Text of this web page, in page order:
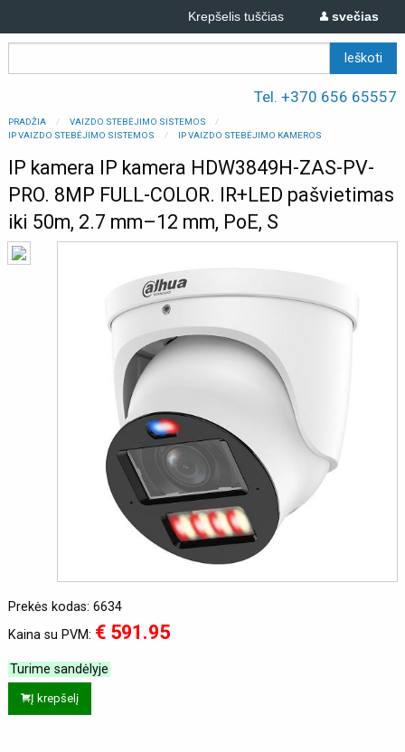
svečias
Krepšelis tuščias
Tel. +370 656 65557
PRADŽIA
VAIZDO STEBĖJIMO SISTEMOS
IP VAIZDO STEBĖJIMO SISTEMOS
IP VAIZDO STEBĖJIMO KAMEROS
IP kamera IP kamera HDW3849H-ZAS-PV-
PRO. 8MP FULL-COLOR. IR+LED pašvietimas
iki 50m, 2.7 mm–12 mm, PoE, S
Prekės kodas: 6634
Kaina su PVM: € 591.95
Turime sandėlyje
Į krepšelį